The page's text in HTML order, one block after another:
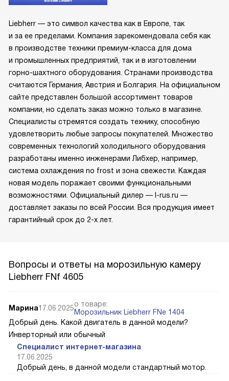
Liebherr — это символ качества как в Европе, так
и за ее пределами. Компания зарекомендовала себя как
в производстве техники премиум-класса для дома
и промышленных предприятий, так и в изготовлении
горно-шахтного оборудования. Странами производства
считаются Германия, Австрия и Болгария. На официальном
сайте представлен большой ассортимент товаров
компании, но сделать заказ можно только в магазине.
Специалисты стремятся создать технику, способную
удовлетворить любые запросы покупателей. Множество
современных технологий холодильного оборудования
разработаны именно инженерами Либхер, например,
система охлаждения no frost и зона свежести. Каждая
новая модель поражает своими функциональными
возможностями. Официальный дилер — l-rus.ru —
доставляет заказы по всей России. Вся продукция имеет
гарантийный срок до 2-х лет.
Вопросы и ответы на морозильную камеру
Liebherr FNf 4605
Марина17.06.2025о товаре:
Морозильник Liebherr FNe 1404
Добрый день. Какой двигатель в данной модели?
Инверторный или обычный
Специалист интернет-магазина
17.06.2025
Добрый день, в данной модели стандартный мотор.